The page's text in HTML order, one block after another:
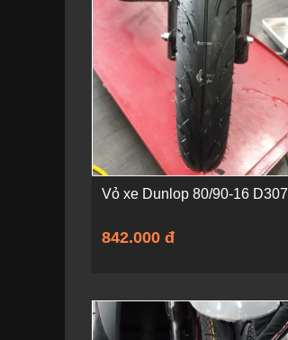
Vỏ xe Dunlop 80/90-16 D307
842.000 đ